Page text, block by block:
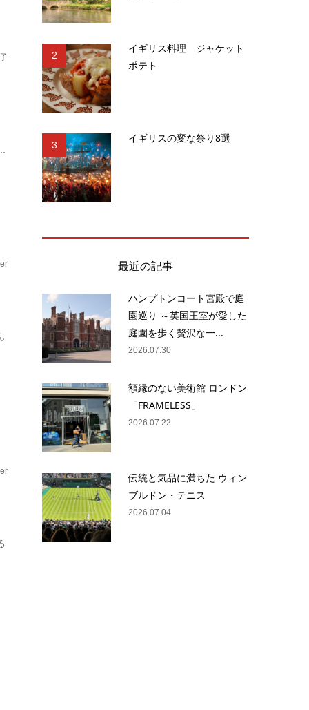
2
イギリス料理 ジャケット
ポテト
3
イギリスの変な祭り8選
最近の記事
ハンプトンコート宮殿で庭
園巡り ～英国王室が愛した
庭園を歩く贅沢な一...
2026.07.30
額縁のない美術館 ロンドン
「FRAMELESS」
2026.07.22
伝統と気品に満ちた ウィン
ブルドン・テニス
2026.07.04